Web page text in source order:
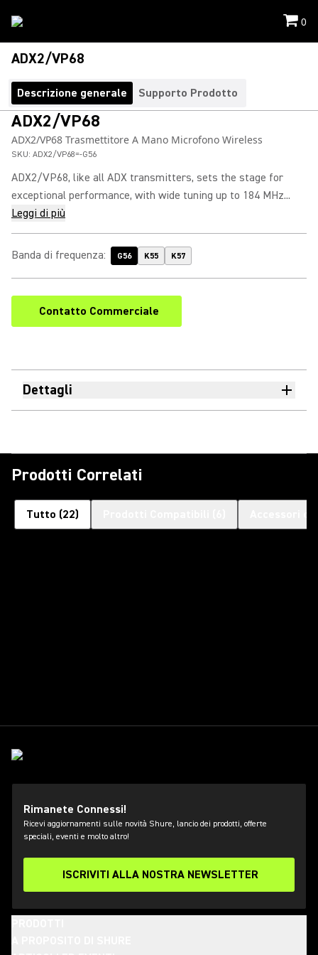
0
ADX2/VP68
Descrizione generale Supporto Prodotto
ADX2/VP68
ADX2/VP68 Trasmettitore A Mano Microfono Wireless
SKU: ADX2/VP68=-G56
ADX2/VP68, like all ADX transmitters, sets the stage for
exceptional performance, with wide tuning up to 184 MHz...
Leggi di più
Banda di frequenza: G56 K55 K57
Contatto Commerciale
Dettagli
Prodotti Correlati
Tutto (22)
Rimanete Connessi!
Ricevi aggiornamenti sulle novità Shure, lancio dei prodotti, offerte
speciali, eventi e molto altro!
ISCRIVITI ALLA NOSTRA NEWSLETTER